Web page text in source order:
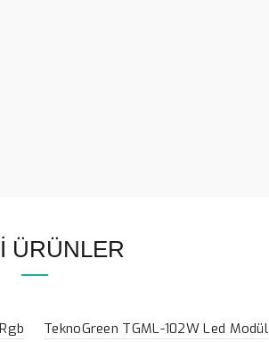
ÜRÜNLER
TeknoGreen TGML-102W Led Modül